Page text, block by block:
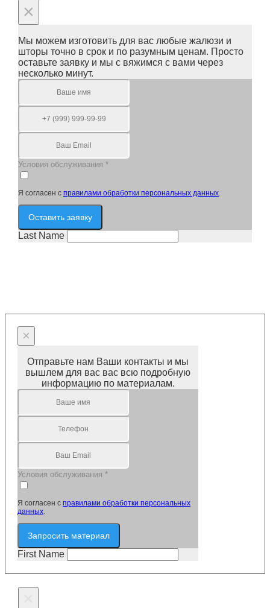
×
Мы можем изготовить для вас любые жалюзи и
шторы точно в срок и по разумным ценам. Просто
оставьте заявку и мы с вяжимся с вами через
несколько минут.
Условия обслуживания *
Я согласен с правилами обработки персональных данных.
Оставить заявку
Last Name
×
Отправьте нам Ваши контакты и мы
вышлем для вас вас всю подробную
информацию по материалам.
Условия обслуживания *
Я согласен с правилами обработки персональных
данных.
Запросить материал
First Name